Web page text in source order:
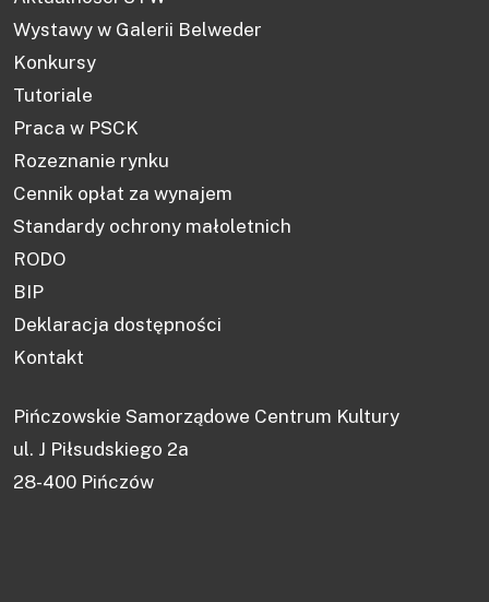
Wystawy w Galerii Belweder
Konkursy
Tutoriale
Praca w PSCK
Rozeznanie rynku
Cennik opłat za wynajem
Standardy ochrony małoletnich
RODO
BIP
Deklaracja dostępności
Kontakt
Pińczowskie Samorządowe Centrum Kultury
ul. J Piłsudskiego 2a
28-400 Pińczów